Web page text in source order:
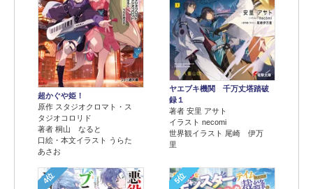
超かぐや姫！
原作 スタジオクロマト・ス
タジオコロリド
著者 桐山 なると
口絵・本文イラスト うらた
あさお
ヤエブキ機関 千万丈塔踏破
録１
著者 安里 アサト
イラスト necomi
世界観イラスト 尾崎 伊万
里
4位 5位